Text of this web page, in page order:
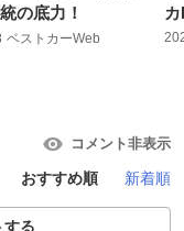
の底力！
ベストカーWeb
コメント非表示
おすすめ順 新着順
する